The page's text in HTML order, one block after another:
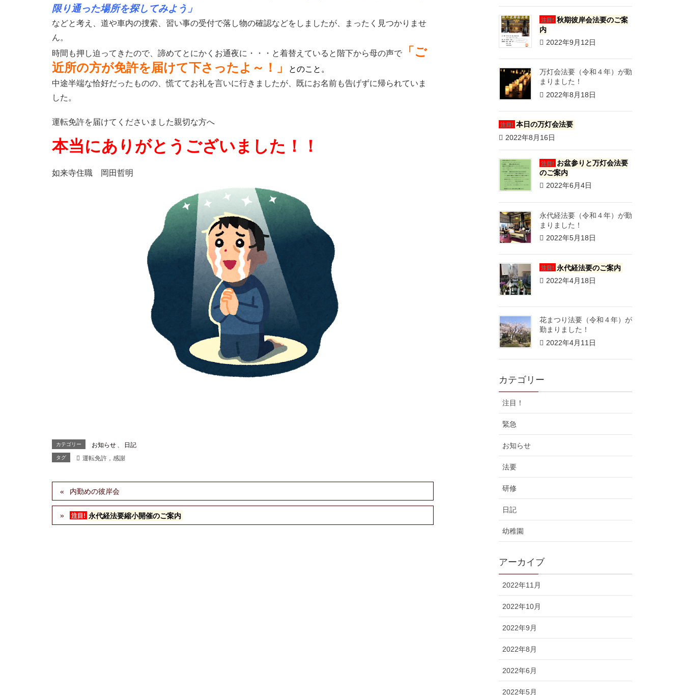
限り通った場所を探してみよう」
などと考え、道や車内の捜索、習い事の受付で落し物の確認などをしましたが、まったく見つかりませ
ん。
時間も押し迫ってきたので、諦めてとにかくお通夜に・・・と着替えていると階下から母の声で
「ご
近所の方が免許を届けて下さったよ～！」
とのこと。
中途半端な恰好だったものの、慌ててお礼を言いに行きましたが、既にお名前も告げずに帰られていま
した。
運転免許を届けてくださいました親切な方へ
本当にありがとうございました！！
如来寺住職 岡田哲明
カテゴリー お知らせ 、 日記
タグ 運転免許，感謝
内勤めの彼岸会
注目! 永代経法要縮小開催のご案内
注目! 秋期彼岸会法要のご案
内
2022年9月12日
万灯会法要（令和４年）が勤
まりました！
2022年8月18日
注目! 本日の万灯会法要
2022年8月16日
注目! お盆参りと万灯会法要
のご案内
2022年6月4日
永代経法要（令和４年）が勤
まりました！
2022年5月18日
注目! 永代経法要のご案内
2022年4月18日
花まつり法要（令和４年）が
勤まりました！
2022年4月11日
カテゴリー
注目！
緊急
お知らせ
法要
研修
日記
幼稚園
アーカイブ
2022年11月
2022年10月
2022年9月
2022年8月
2022年6月
2022年5月